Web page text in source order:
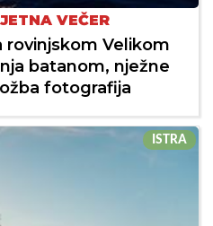
VEČER
rovinjskom Velikom
batanom, nježne
fotografija
ISTRA